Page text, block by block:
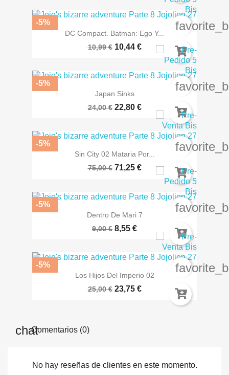
DC Compact. Batman: Ego Y...
10,99 € 10,44 €
-5%
Japan Sinks
24,00 € 22,80 €
-5%
Sin City 02 Mataria Por...
75,00 € 71,25 €
-5%
Dentro De Mari 7
9,00 € 8,55 €
-5%
Los Hijos Del Imperio 02
25,00 € 23,75 €
-5%
Comentarios (0)
No hay reseñas de clientes en este momento.